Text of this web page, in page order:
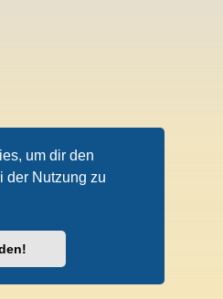
um dir den
der Nutzung zu